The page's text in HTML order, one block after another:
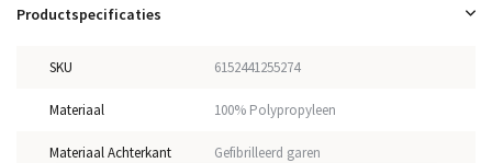
Productspecificaties
SKU 6152441255274
Materiaal 100% Polypropyleen
Materiaal Achterkant Gefibrilleerd garen